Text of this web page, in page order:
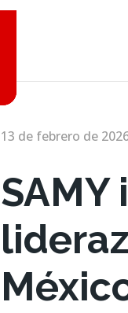
13 de febrero de
SAMY